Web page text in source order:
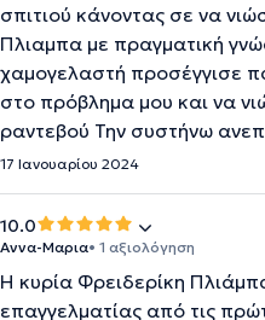
σπιτιού κάνοντας σε να
Πλιαμπα με πραγματική
χαμογελαστή προσέγγισε
στο πρόβλημα μου και να
ραντεβού Την συστήνω
17 Ιανουαρίου 2024
10.0
Αννα-Μαρια• 1 αξιολόγηση
Η κυρία Φρειδερίκη
επαγγελματίας από τις